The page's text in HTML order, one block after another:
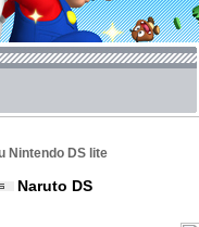
Nintendo DS lite
Naruto DS